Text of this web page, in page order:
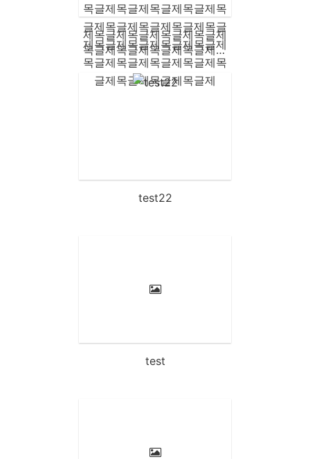
제목글제목글제목글제목글제
목글제목글제목글제목글제목
글제목글제목글제목글제목글
제목글제목글제목글제목글제
test22
test